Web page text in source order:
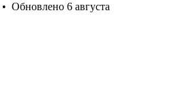
• Обновлено 6 августа